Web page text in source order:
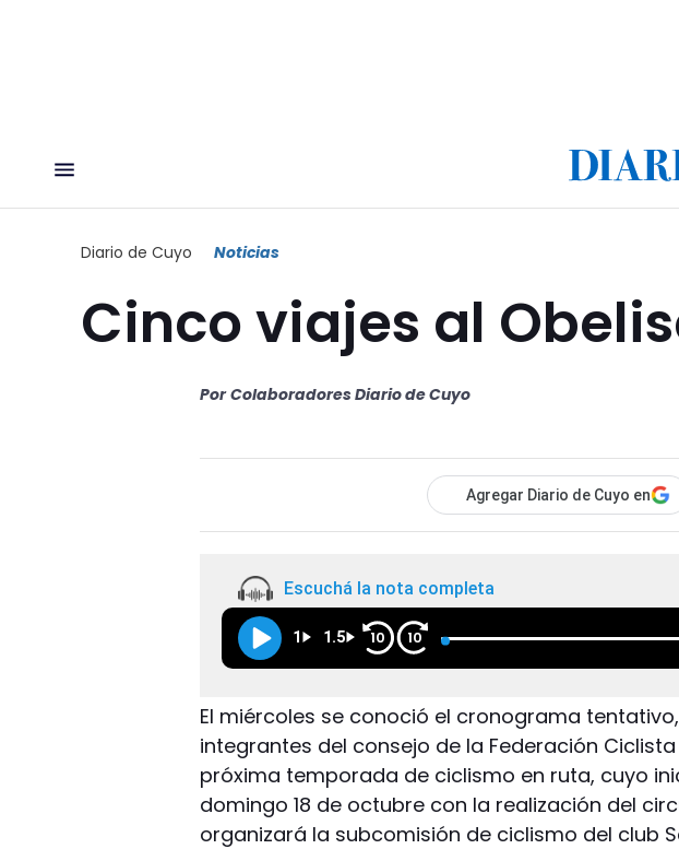
Diario de Cuyo Noticias
Cinco viajes al
Por Colaboradores Diario de Cuyo
Agregar Diario de Cuyo en
Escuchá la nota completa
1 1.5 10 10
El miércoles se conoció el cronograma
integrantes del consejo de la Federación
próxima temporada de ciclismo en ruta, cuyo
domingo 18 de octubre con la realización del
organizará la subcomisión de ciclismo del club